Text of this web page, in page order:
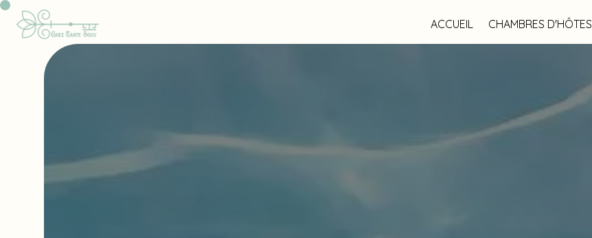
ACCUEIL CHAMBRES D'HÔTES
Panneau de gestion des cookies